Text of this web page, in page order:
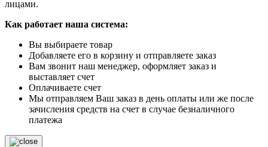
лицами.
Как работает наша система:
Вы выбираете товар
Добавляете его в корзину и отправляете заказ
Вам звонит наш менеджер, оформляет заказ и
выставляет счет
Оплачиваете счет
Мы отправляем Ваш заказ в день оплаты или же после
зачисления средств на счет в случае безналичного
платежа